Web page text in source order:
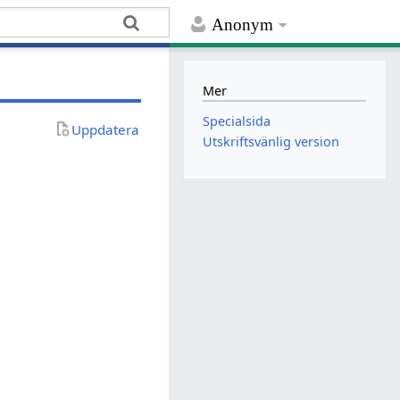
Anonym
Uppdatera
Mer
Specialsida
Utskriftsvänlig version